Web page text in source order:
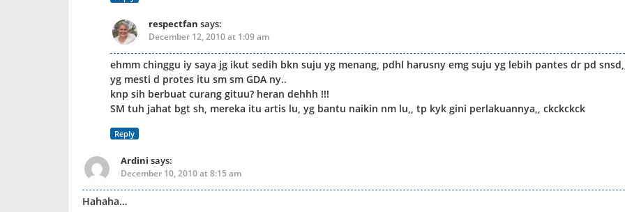
respectfan says:
December 12, 2010 at 1:09 am
ehmm chinggu iy saya jg ikut sedih bkn suju yg menang, pdhl harusny emg suju yg lebih pantes dr pd
yg mesti d protes itu sm sm GDA ny..
knp sih berbuat curang gituu? heran dehhh !!!
SM tuh jahat bgt sh, mereka itu artis lu, yg bantu naikin nm lu,, tp kyk gini perlakuannya,, ckckckck
Reply
Ardini says:
December 10, 2010 at 8:15 am
Hahaha…